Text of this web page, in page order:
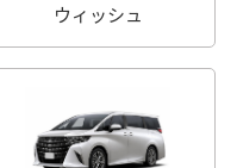
ウィッシュ